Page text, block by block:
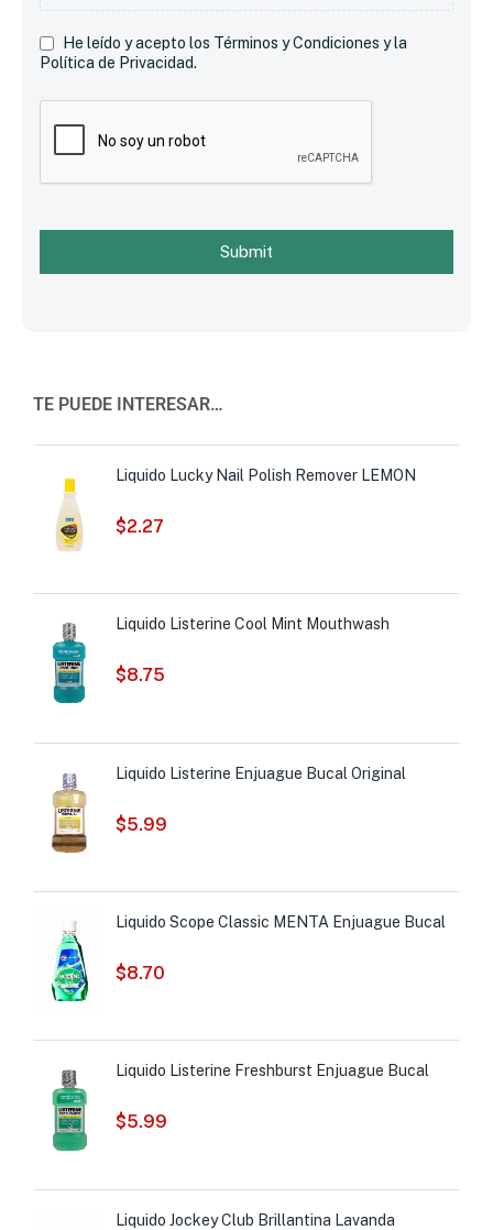
He leído y acepto los Términos y Condiciones y la
Política de Privacidad.
Submit
TE PUEDE INTERESAR…
Liquido Lucky Nail Polish Remover LEMON
$2.27
Liquido Listerine Cool Mint Mouthwash
$8.75
Liquido Listerine Enjuague Bucal Original
$5.99
Liquido Scope Classic MENTA Enjuague Bucal
$8.70
Liquido Listerine Freshburst Enjuague Bucal
$5.99
Liquido Jockey Club Brillantina Lavanda